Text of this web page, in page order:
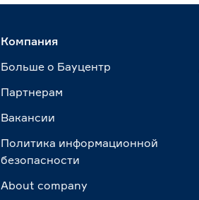
Компания
Больше о Бауцентр
Партнерам
Вакансии
Политика информационной
безопасности
About сompany